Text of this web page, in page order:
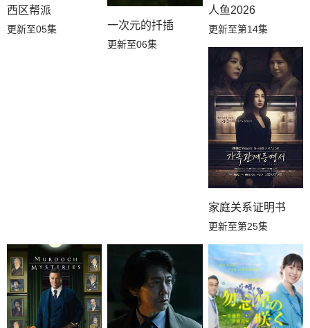
西区帮派
更新至05集 一次元的扦插
更新至06集
人鱼2026
更新至第14集
家庭关系证明书
更新至第25集